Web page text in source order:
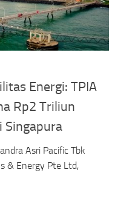
Energi: TPIA
Rp2 Triliun
Singapura
Asri Pacific Tbk
& Energy Pte Ltd,